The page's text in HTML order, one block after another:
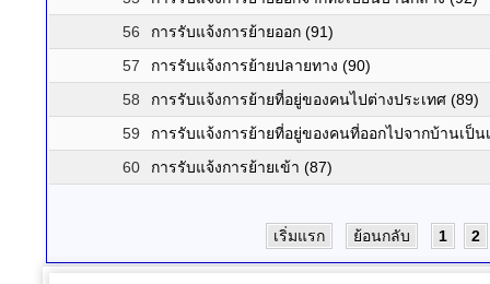
56
การรับแจ้งการย้ายออก (91)
57
การรับแจ้งการย้ายปลายทาง (90)
58
การรับแจ้งการย้ายที่อยู่ของคนไปต่างประเทศ (89)
59
การรับแจ้งการย้ายที่อยู่ของคนที่ออกไปจากบ้านเป็
60
การรับแจ้งการย้ายเข้า (87)
เริ่มแรก ย้อนกลับ 1 2